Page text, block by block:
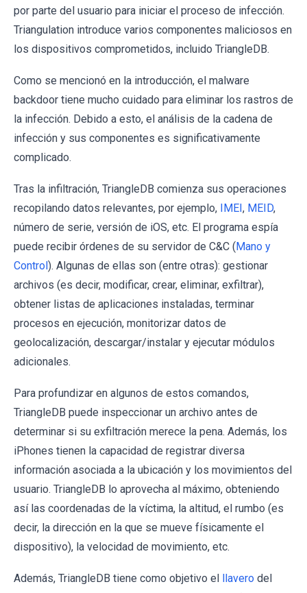
por parte del usuario para iniciar el proceso de infección.
Triangulation introduce varios componentes maliciosos en
los dispositivos comprometidos, incluido TriangleDB.
Como se mencionó en la introducción, el malware
backdoor tiene mucho cuidado para eliminar los rastros de
la infección. Debido a esto, el análisis de la cadena de
infección y sus componentes es significativamente
complicado.
Tras la infiltración, TriangleDB comienza sus operaciones
recopilando datos relevantes, por ejemplo, IMEI, MEID,
número de serie, versión de iOS, etc. El programa espía
puede recibir órdenes de su servidor de C&C (Mano y
Control). Algunas de ellas son (entre otras): gestionar
archivos (es decir, modificar, crear, eliminar, exfiltrar),
obtener listas de aplicaciones instaladas, terminar
procesos en ejecución, monitorizar datos de
geolocalización, descargar/instalar y ejecutar módulos
adicionales.
Para profundizar en algunos de estos comandos,
TriangleDB puede inspeccionar un archivo antes de
determinar si su exfiltración merece la pena. Además, los
iPhones tienen la capacidad de registrar diversa
información asociada a la ubicación y los movimientos del
usuario. TriangleDB lo aprovecha al máximo, obteniendo
así las coordenadas de la víctima, la altitud, el rumbo (es
decir, la dirección en la que se mueve físicamente el
dispositivo), la velocidad de movimiento, etc.
Además, TriangleDB tiene como objetivo el llavero del